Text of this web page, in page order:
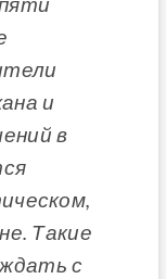
и
в
Такие
с